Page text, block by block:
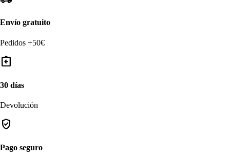
Envío gratuito
Pedidos +50€
assignment_return
30 días
Devolución
verified_user
Pago seguro